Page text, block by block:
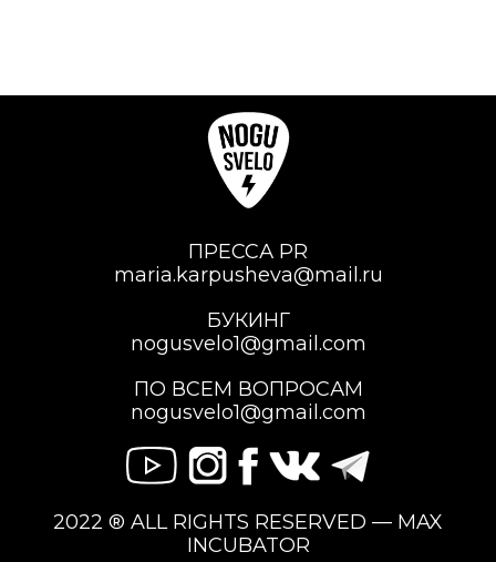
ПРЕССА PR
maria.karpusheva@mail.ru
БУКИНГ
nogusvelo1@gmail.com
ПО ВСЕМ ВОПРОСАМ
nogusvelo1@gmail.com
2022 ® ALL RIGHTS RESERVED — MAX
INCUBATOR